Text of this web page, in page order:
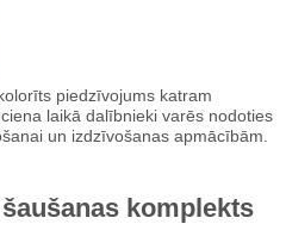
piedzīvojums katram
laikā dalībnieki varēs nodoties
un izdzīvošanas apmācībām.
komplekts